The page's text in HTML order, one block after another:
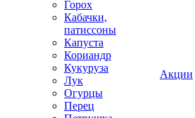
Горох
Кабачки,
патиссоны
Капуста
Кориандр
Кукуруза
Лук
Огурцы
Перец
Акции